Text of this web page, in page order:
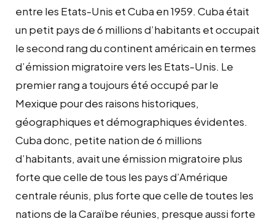
entre les Etats-Unis et Cuba en 1959. Cuba était
un petit pays de 6 millions d’habitants et occupait
le second rang du continent américain en termes
d’émission migratoire vers les Etats-Unis. Le
premier rang a toujours été occupé par le
Mexique pour des raisons historiques,
géographiques et démographiques évidentes.
Cuba donc, petite nation de 6 millions
d’habitants, avait une émission migratoire plus
forte que celle de tous les pays d’Amérique
centrale réunis, plus forte que celle de toutes les
nations de la Caraïbe réunies, presque aussi forte